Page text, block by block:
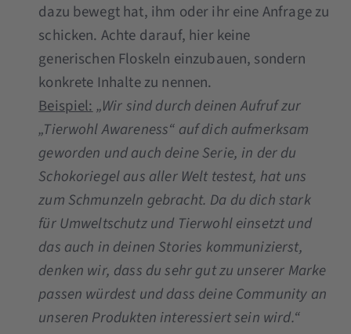
dazu bewegt hat, ihm oder ihr eine Anfrage zu
schicken. Achte darauf, hier keine
generischen Floskeln einzubauen, sondern
konkrete Inhalte zu nennen.
Beispiel:„Wir sind durch deinen Aufruf zur
„Tierwohl Awareness“ auf dich aufmerksam
geworden und auch deine Serie, in der du
Schokoriegel aus aller Welt testest, hat uns
zum Schmunzeln gebracht. Da du dich stark
für Umweltschutz und Tierwohl einsetzt und
das auch in deinen Stories kommunizierst,
denken wir, dass du sehr gut zu unserer Marke
passen würdest und dass deine Community an
unseren Produkten interessiert sein wird.“